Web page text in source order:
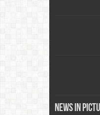
News in